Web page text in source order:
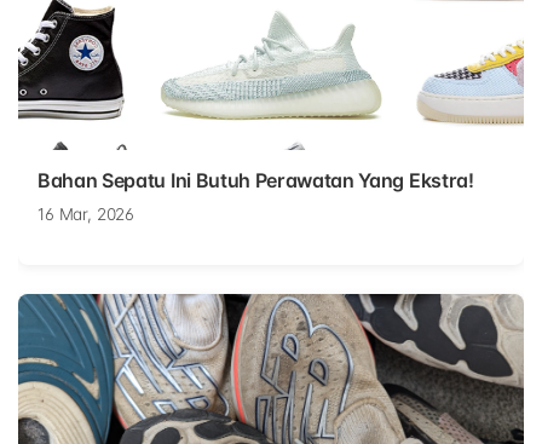
Bahan Sepatu Ini Butuh Perawatan Yang Ekstra!
16 Mar, 2026